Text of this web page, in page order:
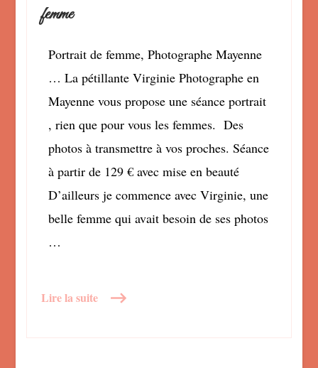
femme
Portrait de femme, Photographe Mayenne
… La pétillante Virginie Photographe en
Mayenne vous propose une séance portrait
, rien que pour vous les femmes. Des
photos à transmettre à vos proches. Séance
à partir de 129 € avec mise en beauté
D’ailleurs je commence avec Virginie, une
belle femme qui avait besoin de ses photos
…
Lire la suite